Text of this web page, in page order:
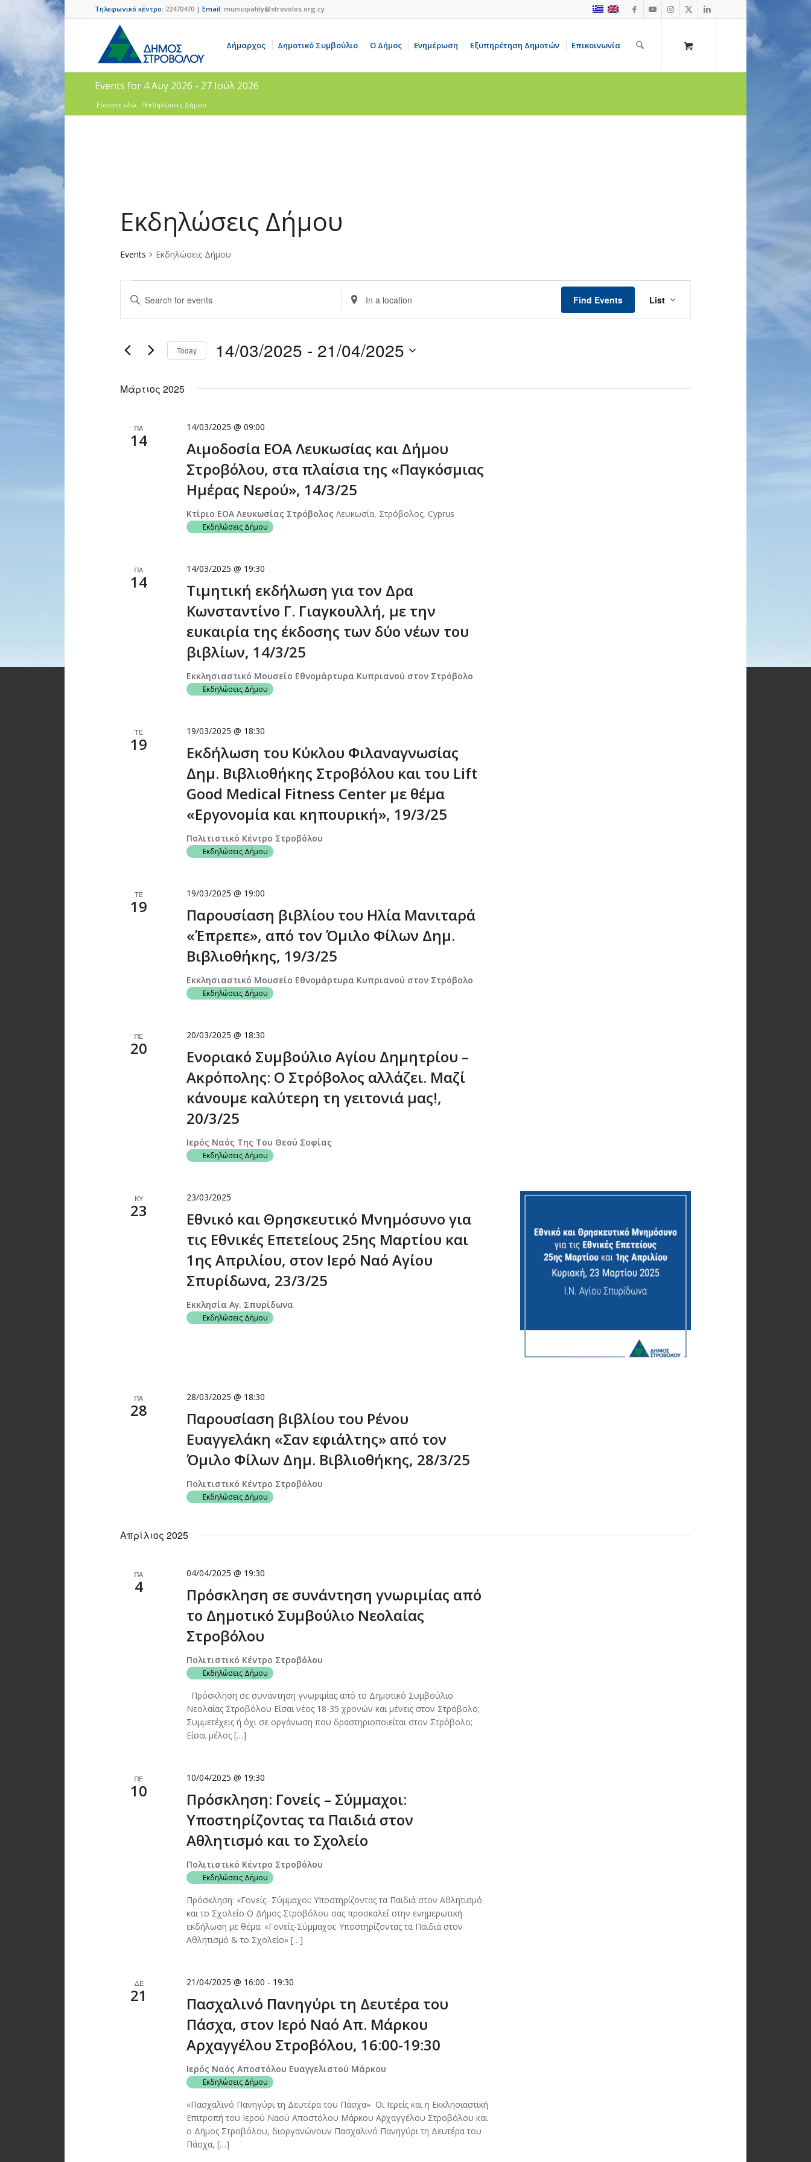
Τηλεφωνικό κέντρο: 22470470 | Email: municipality@strovolos.org.cy
Δήμαρχος Δημοτικό Συμβούλιο Ο Δήμος Ενημέρωση Εξυπηρέτηση Δημοτών Επικοινωνία
Events for 4 Αυγ 2026 - 27 Ιούλ 2026
Είσαστε εδώ: /Εκδηλώσεις Δήμου
Εκδηλώσεις Δήμου
Events Εκδηλώσεις Δήμου
Events
Search
and
Views
Navigation
Enter
Keyword.
Search
Events
Enter
Location.
Search
Events
by
Find Events
Views
List
Today 14/03/2025 - 21/04/2025
Μάρτιος 2025
ΠΑ
14
Αιμοδοσία ΕΟΑ Λευκωσίας και Δήμου
Στροβόλου, στα πλαίσια της «Παγκόσμιας
Ημέρας Νερού», 14/3/25
14/03/2025 @ 09:00
Κτίριο ΕΟΑ Λευκωσίας ΣτρόβολοςΛευκωσία, Στρόβολος, Cyprus
Εκδηλώσεις Δήμου
ΠΑ
14
Τιμητική εκδήλωση για τον Δρα
Κωνσταντίνο Γ. Γιαγκουλλή, με την
ευκαιρία της έκδοσης των δύο νέων του
βιβλίων, 14/3/25
14/03/2025 @ 19:30
Εκκλησιαστικό Μουσείο Εθνομάρτυρα Κυπριανού στον Στρόβολο
Εκδηλώσεις Δήμου
ΤΕ
19
Εκδήλωση του Κύκλου Φιλαναγνωσίας
Δημ. Βιβλιοθήκης Στροβόλου και του Lift
Good Medical Fitness Center με θέμα
«Εργονομία και κηπουρική», 19/3/25
19/03/2025 @ 18:30
Πολιτιστικό Κέντρο Στροβόλου
Εκδηλώσεις Δήμου
ΤΕ
19
Παρουσίαση βιβλίου του Ηλία Μανιταρά
«Έπρεπε», από τον Όμιλο Φίλων Δημ.
Βιβλιοθήκης, 19/3/25
19/03/2025 @ 19:00
Εκκλησιαστικό Μουσείο Εθνομάρτυρα Κυπριανού στον Στρόβολο
Εκδηλώσεις Δήμου
ΠΕ
20
Ενοριακό Συμβούλιο Αγίου Δημητρίου –
Ακρόπολης: Ο Στρόβολος αλλάζει. Μαζί
κάνουμε καλύτερη τη γειτονιά μας!,
20/3/25
20/03/2025 @ 18:30
Ιερός Ναός Της Του Θεού Σοφίας
Εκδηλώσεις Δήμου
ΚΥ
23
Εθνικό και Θρησκευτικό Μνημόσυνο για
τις Εθνικές Επετείους 25ης Μαρτίου και
1ης Απριλίου, στον Ιερό Ναό Αγίου
Σπυρίδωνα, 23/3/25
23/03/2025
Εκκλησία Αγ. Σπυρίδωνα
Εκδηλώσεις Δήμου
ΠΑ
28
Παρουσίαση βιβλίου του Ρένου
Ευαγγελάκη «Σαν εφιάλτης» από τον
Όμιλο Φίλων Δημ. Βιβλιοθήκης, 28/3/25
28/03/2025 @ 18:30
Πολιτιστικό Κέντρο Στροβόλου
Εκδηλώσεις Δήμου
Απρίλιος 2025
ΠΑ
4
Πρόσκληση σε συνάντηση γνωριμίας από
το Δημοτικό Συμβούλιο Νεολαίας
Στροβόλου
04/04/2025 @ 19:30
Πολιτιστικό Κέντρο Στροβόλου
Εκδηλώσεις Δήμου
Πρόσκληση σε συνάντηση γνωριμίας από το Δημοτικό Συμβούλιο
Νεολαίας Στροβόλου Είσαι νέος 18-35 χρονών και μένεις στον Στρόβολο;
Συμμετέχεις ή όχι σε οργάνωση που δραστηριοποιείται στον Στρόβολο;
Είσαι μέλος […]
ΠΕ
10
Πρόσκληση: Γονείς – Σύμμαχοι:
Υποστηρίζοντας τα Παιδιά στον
Αθλητισμό και το Σχολείο
10/04/2025 @ 19:30
Πολιτιστικό Κέντρο Στροβόλου
Εκδηλώσεις Δήμου
Πρόσκληση: «Γονείς- Σύμμαχοι: Υποστηρίζοντας τα Παιδιά στον Αθλητισμό
και το Σχολείο Ο Δήμος Στροβόλου σας προσκαλεί στην ενημερωτική
εκδήλωση με θέμα: «Γονείς-Σύμμαχοι: Υποστηρίζοντας τα Παιδιά στον
Αθλητισμό & το Σχολείο» […]
ΔΕ
21
Πασχαλινό Πανηγύρι τη Δευτέρα του
Πάσχα, στον Ιερό Ναό Απ. Μάρκου
Αρχαγγέλου Στροβόλου, 16:00-19:30
21/04/2025 @ 16:00 - 19:30
Ιερός Ναός Αποστόλου Ευαγγελιστού Μάρκου
Εκδηλώσεις Δήμου
«Πασχαλινό Πανηγύρι τη Δευτέρα του Πάσχα» Οι Ιερείς και η Εκκλησιαστική
Επιτροπή του Ιερού Ναού Αποστόλου Μάρκου Αρχαγγέλου Στροβόλου και
ο Δήμος Στροβόλου, διοργανώνουν Πασχαλινό Πανηγύρι τη Δευτέρα του
Πάσχα, […]